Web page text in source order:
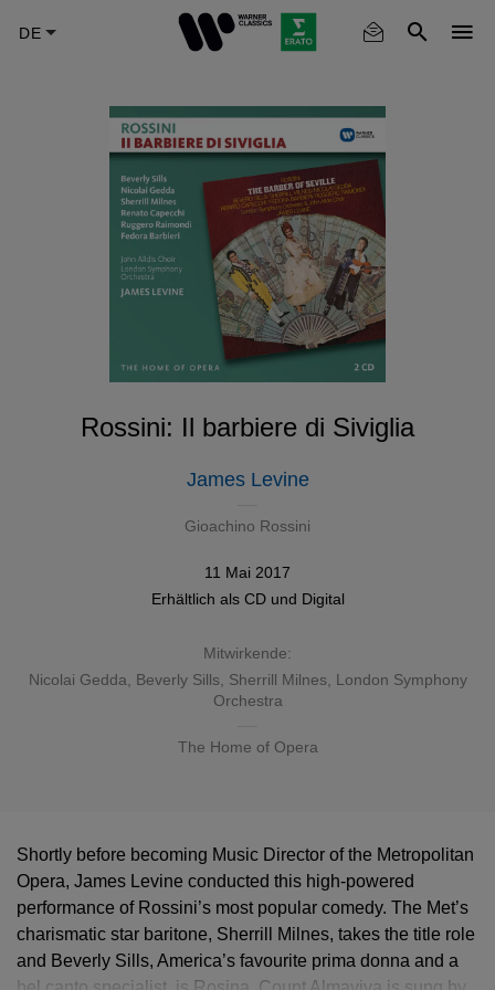
Rossini: Il barbiere di Siviglia
James Levine
Gioachino Rossini
11 Mai 2017
Erhältlich als CDund Digital
Mitwirkende:
Nicolai Gedda
Beverly Sills Sherrill Milnes
London Symphony
Orchestra
The Home of Opera
Shortly before becoming Music Director of the Metropolitan
Opera, James Levine conducted this high-powered
performance of Rossini’s most popular comedy. The Met’s
charismatic star baritone, Sherrill Milnes, takes the title role
and Beverly Sills, America’s favourite prima donna and a